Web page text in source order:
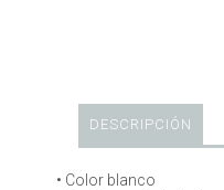
DESCRIPCIÓN
• Color blanco